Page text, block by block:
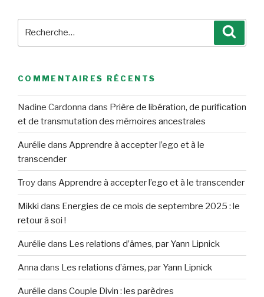
COMMENTAIRES RÉCENTS
Nadine Cardonna dans Prière de libération, de purification
et de transmutation des mémoires ancestrales
Aurélie dans Apprendre à accepter l’ego et à le
transcender
Troydans Apprendre à accepter l’ego et à le transcender
Mikki dans Energies de ce mois de septembre 2025 : le
retour à soi !
Aurélie dans Les relations d’âmes, par Yann Lipnick
Anna dans Les relations d’âmes, par Yann Lipnick
Aurélie dans Couple Divin : les parèdres